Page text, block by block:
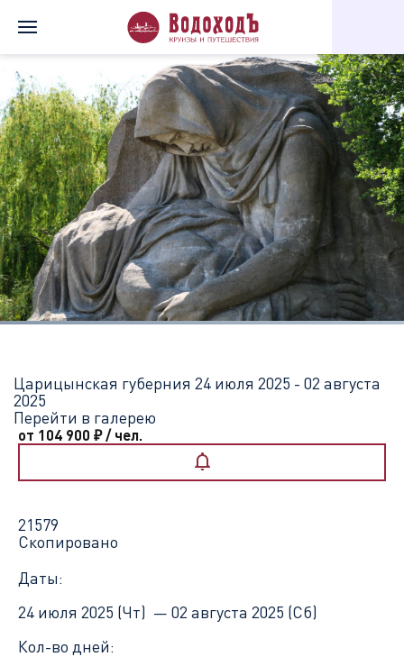
Царицынская губерния 24 июля 2025 - 02 августа
2025
Перейти в галерею
от 104 900 ₽/ чел.
21579
Скопировано
Даты:
24 июля 2025 (Чт) — 02 августа 2025 (Сб)
Кол-во дней: